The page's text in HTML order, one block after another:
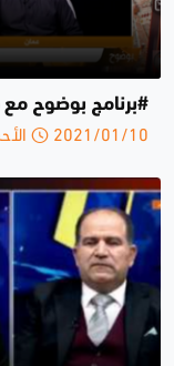
#برنامج بوضوح مع محمد
2021/01/10 الأحد 11:46 ص